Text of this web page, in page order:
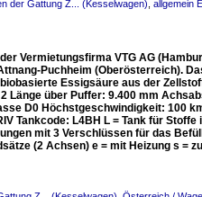
der Gattung Z... (Kesselwagen) allgemein
Vermietungsfirma VTG AG
Puchheim (Oberösterreich).
Essigsäure aus der
Länge über Puffer: 9.400 mm
D0 Höchstgeschwindigkeit: 100
Tankcode: L4BH L = Tank für Stoffe
mit 3 Verschlüssen für das
(2 Achsen) e = mit Heizung s =